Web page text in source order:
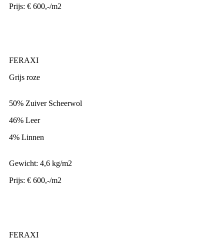
Prijs: € 600,-/m2
FERAXI
Grijs roze
50% Zuiver Scheerwol
46% Leer
4% Linnen
Gewicht: 4,6 kg/m2
Prijs: € 600,-/m2
FERAXI